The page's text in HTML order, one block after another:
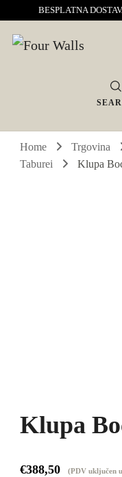
BESPLATNA
Four Walls
Sve za interijer po Vašoj
Interijeri s karakterom
Home Trgovina
Taburei
Klupa
Klupa
€388,50 (PDV uključen